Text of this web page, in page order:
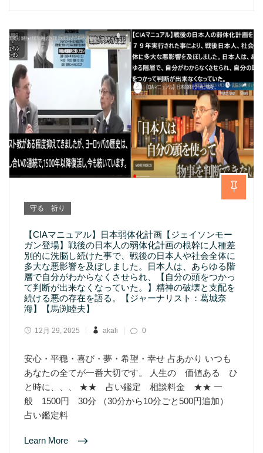
守る 祈り
【CIAマニュアル】日本弱体化計画【ジェイソンモー
ガン登場】戦後の日本人の弱体化計画の根幹に人種差
別的に洗脳し続けた事で、戦後の日本人や社会全体に
多大な悪影響を及ぼしました。日本人は、あらゆる階
層で自分がわからなくさせられ、【自分の頭をつかっ
て判断が出来なくなっていた。】精神の破壊と支配を
続ける悪の存在を語る。【ジャーナリスト：葛城奈
海】【馬渕睦夫】
12月 29, 2025 akali 0
安心・平穏・喜び・夢・希望・幸せ 占あかり いつも
あなたの全てが一番大切です。 人生の 価値ある ひ
と時に、、、 ★★ 占い鑑定 相談料金 ★★ 一
般 1500円 30分 （30分から10分ごと500円追加）
占い鑑定料
Learn More